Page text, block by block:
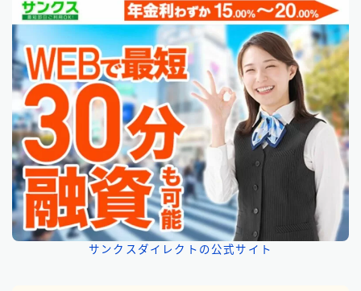
サンクスダイレクトの公式サイト